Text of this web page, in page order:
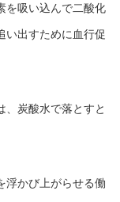
を吸い込んで二酸化
い出すために血行促
、炭酸水で落とすと
浮かび上がらせる働